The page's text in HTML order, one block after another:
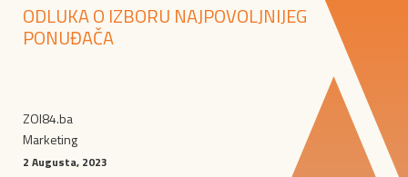
ODLUKA O IZBORU NAJPOVOLJNIJEG
PONUĐAČA
ZOI84.ba
Marketing
2 Augusta, 2023